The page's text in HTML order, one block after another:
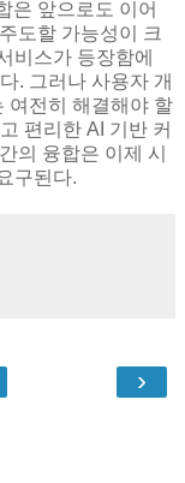
은 앞으로도 이어
도할 가능성이 크
비스가 등장함에
. 그러나 사용자 개
여전히 해결해야 할
편리한 AI 기반 커
의 융합은 이제 시
구된다.
›